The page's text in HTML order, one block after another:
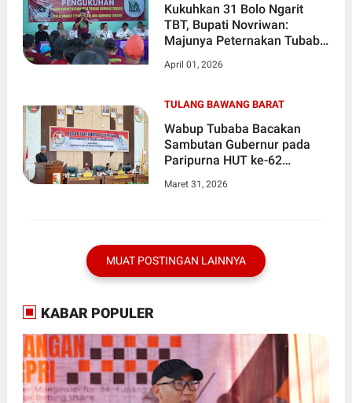
Kukuhkan 31 Bolo Ngarit
TBT, Bupati Novriwan:
Majunya Peternakan Tubaba
April 01, 2026
TULANG BAWANG BARAT
Wabup Tubaba Bacakan
Sambutan Gubernur pada
Paripurna HUT ke-62
Maret 31, 2026
MUAT POSTINGAN LAINNYA
KABAR POPULER